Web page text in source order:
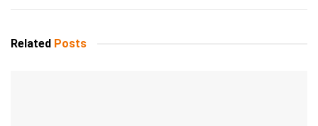
Related Posts